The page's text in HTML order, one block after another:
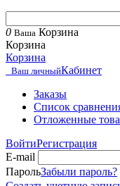
0 Ваша Корзина
Корзина
Корзина
Ваш личныйКабинет
Заказы
Список
Отложенные
ВойтиРегистрация
E-mail
ПарольЗабыли пароль?